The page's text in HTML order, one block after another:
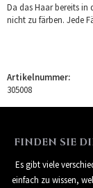
Da das Haar bereits in
nicht zu färben. Jede
Artikelnummer:
305008
FINDEN SIE
Es gibt viele
einfach zu wissen,